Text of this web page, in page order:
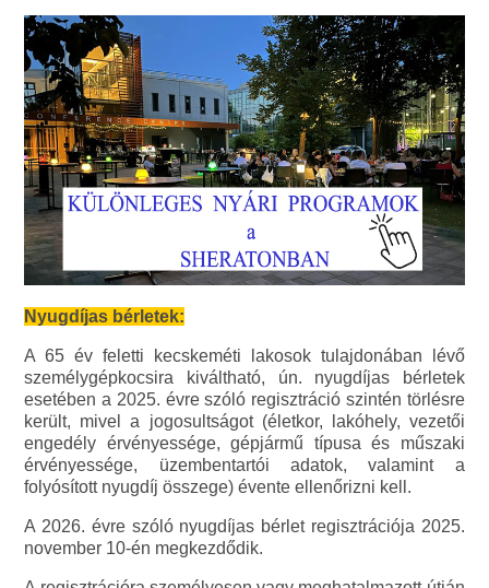
Nyugdíjas bérletek:
A 65 év feletti kecskeméti lakosok tulajdonában lévő
személygépkocsira kiváltható, ún. nyugdíjas bérletek
esetében a 2025. évre szóló regisztráció szintén törlésre
került, mivel a jogosultságot (életkor, lakóhely, vezetői
engedély érvényessége, gépjármű típusa és műszaki
érvényessége, üzembentartói adatok, valamint a
folyósított nyugdíj összege) évente ellenőrizni kell.
A 2026. évre szóló nyugdíjas bérlet regisztrációja 2025.
november 10-én megkezdődik.